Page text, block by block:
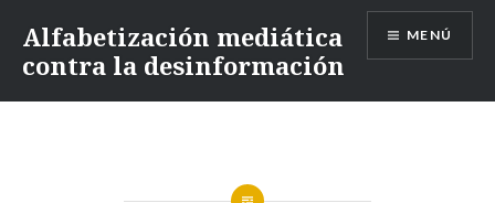
Alfabetización mediática
contra la desinformación
MENÚ